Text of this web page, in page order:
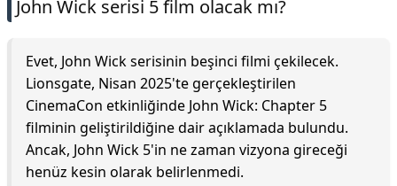
John Wick serisi 5 film olacak mı?
Evet, John Wick serisinin beşinci filmi çekilecek.
Lionsgate, Nisan 2025'te gerçekleştirilen
CinemaCon etkinliğinde John Wick: Chapter 5
filminin geliştirildiğine dair açıklamada bulundu.
Ancak, John Wick 5'in ne zaman vizyona gireceği
henüz kesin olarak belirlenmedi.